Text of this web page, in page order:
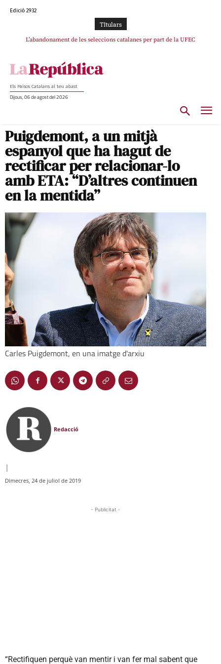
Edició 2932
TItulars
L’abandonament de les seleccions catalanes per part de la UFEC
Els Països Catalans al teu abast
Dijous, 06 de agost del 2026
Puigdemont, a un mitjà
espanyol que ha hagut de
rectificar per relacionar-lo
amb ETA: “D’altres continuen
en la mentida”
Carles Puigdemont, en una imatge d'arxiu
Redacció
|
Dimecres, 24 de juliol de 2019
- Publicitat -
“Rectifiquen perquè van mentir i van fer mal sabent que